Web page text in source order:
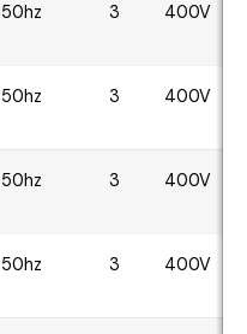
50hz 3 400V
50hz 3 400V
50hz 3 400V
50hz 3 400V